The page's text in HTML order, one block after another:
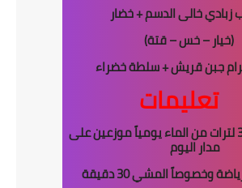
زبادي خالى الدسم+خضار
(خيار – خس – قتة)
جبن قريش + سلطة خضراء
تعليمات
تناول من 2 لـ 3 لترات من الماء يومياً موزعين على
مدار اليوم
وخصوصاً المشي 30 دقيقة